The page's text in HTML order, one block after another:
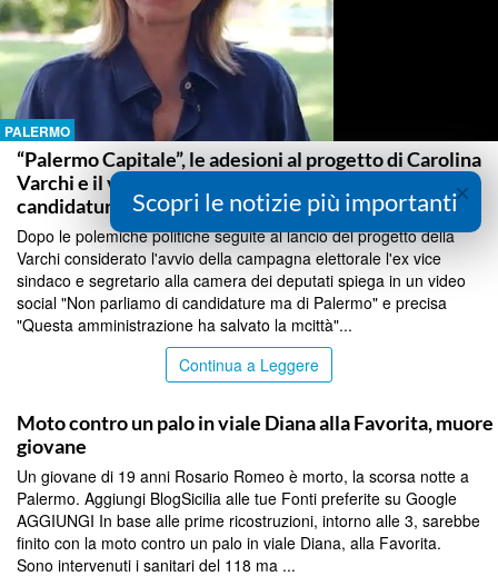
PALERMO
“Palermo Capitale”, le adesioni al progetto di Carolina
Varchi e il video social: “Non vogliamo parlare di
candidature”
Dopo le polemiche politiche seguite al lancio del progetto della
Varchi considerato l'avvio della campagna elettorale l'ex vice
sindaco e segretario alla camera dei deputati spiega in un video
social "Non parliamo di candidature ma di Palermo" e precisa
"Questa amministrazione ha salvato la mcittà"...
Continua a Leggere
Moto contro un palo in viale Diana alla Favorita, muore
giovane
Un giovane di 19 anni Rosario Romeo è morto, la scorsa notte a
Palermo. Aggiungi BlogSicilia alle tue Fonti preferite su Google
AGGIUNGI In base alle prime ricostruzioni, intorno alle 3, sarebbe
finito con la moto contro un palo in viale Diana, alla Favorita.
Sono intervenuti i sanitari del 118 ma ...
×
Scopri le notizie più importanti